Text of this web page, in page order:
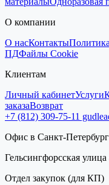
О компании
О насКонтакты
ПДФайлы Cookie
Клиентам
Личный кабинетУслуги
заказаВозврат
+7 (812) 309-75-11
Офис в Санкт-Петербург
Гельсингфорсская улица
Отдел закупок (для КП)